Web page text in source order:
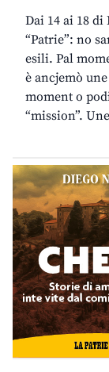
Dai 14 ai 18
“Patrie”: no
esili. Pal
è ancjemò
moment o
“mission”.